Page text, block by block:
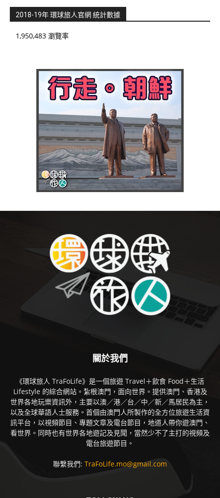
2018-19年 環球旅人官網 統計數據
1,950,483 瀏覽率
關於我們
《環球旅人 TraFoLife》是一個旅遊 Travel＋飲食 Food＋生活
Lifestyle 的綜合網站。紮根澳門，面向世界。提供澳門、香港及
世界各地玩樂資訊外，主要以澳／港／台／中／新／馬居民為主，
以及全球華語人士服務。首個由澳門人所製作的全方位旅遊生活資
訊平台，以視頻節目、專題文章及電台節目，地道人帶你遊澳門、
看世界。同時也有世界各地遊記及見聞，當然少不了主打的視頻及
電台旅遊節目。
聯繫我們: TraFoLife.mo@gmail.com